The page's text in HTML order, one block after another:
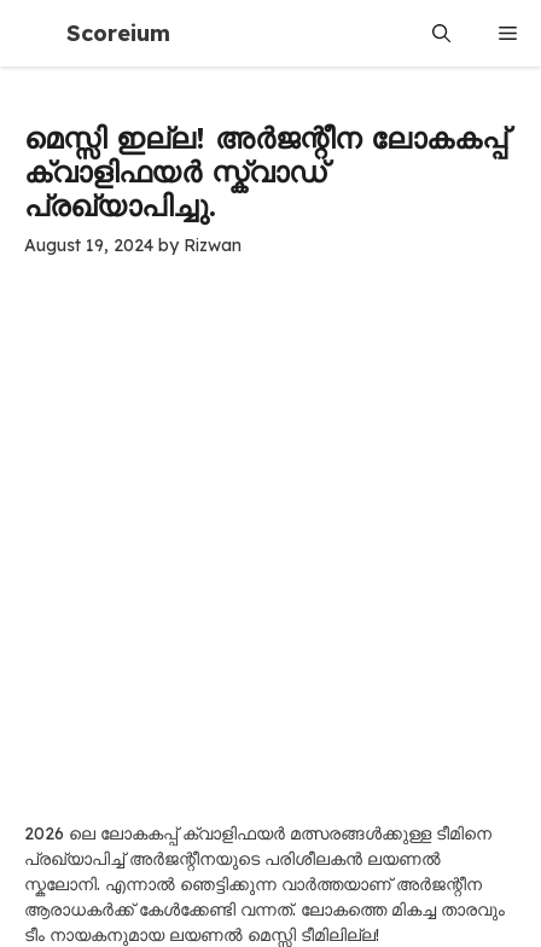
content
Scoreium
മെസ്സി ഇല്ല! അർജന്റീന ലോകകപ്പ്
ക്വാളിഫയർ സ്ക്വാഡ്
പ്രഖ്യാപിച്ചു.
August 19, 2024 by Rizwan
2026 ലെ ലോകകപ്പ് ക്വാളിഫയർ മത്സരങ്ങള്‍ക്കുള്ള ടീമിനെ
പ്രഖ്യാപിച്ച് അർജന്റീനയുടെ പരിശീലകൻ ലയണൽ
സ്കലോനി. എന്നാൽ ഞെട്ടിക്കുന്ന വാർത്തയാണ് അർജന്റീന
ആരാധകർക്ക് കേൾക്കേണ്ടി വന്നത്. ലോകത്തെ മികച്ച താരവും
ടീം നായകനുമായ ലയണൽ മെസ്സി ടീമിലില്ല!